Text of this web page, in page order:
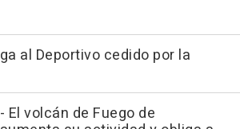
al Deportivo cedido por la
El volcán de Fuego de